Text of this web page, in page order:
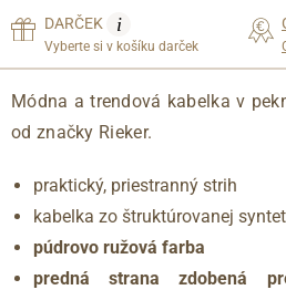
DARČEK i
Vyberte si v košíku darček
Módna a trendová kabelka v
od značky Rieker.
praktický, priestranný strih
kabelka zo štruktúrovanej
púdrovo ružová farba
predná strana zdobená